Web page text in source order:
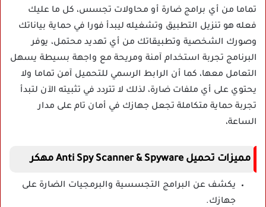
تماما من أي برامج ضارة أو محاولات تجسس، كل ما عليك
فعله هو تنزيل التطبيق وتشغيله ليبدأ فورا في حماية بياناتك
وصورك الشخصية وتطبيقاتك من أي تهديد محتمل، يوفر
البرنامج تجربة استخدام آمنة ومريحة مع واجهة بسيطة يسهل
التعامل معها، كما أن الرابط الرسمي للتحميل آمن تماما ولا
يحتوي على أي ملفات ضارة، لذلك لا تتردد في تثبيته الآن لتبدأ
تجربة حماية متكاملة تجعل جهازك في أمان تام على مدار
الساعة،
مميزات تحميل Anti Spy Scanner & Spyware مهكر
يكشف عن البرامج التجسسية والبرمجيات الضارة على
جهازك.